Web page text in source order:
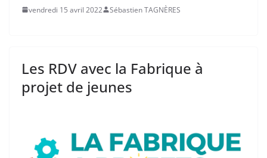
vendredi 15 avril 2022 Sébastien TAGNÈRES
Les RDV avec la Fabrique à
projet de jeunes